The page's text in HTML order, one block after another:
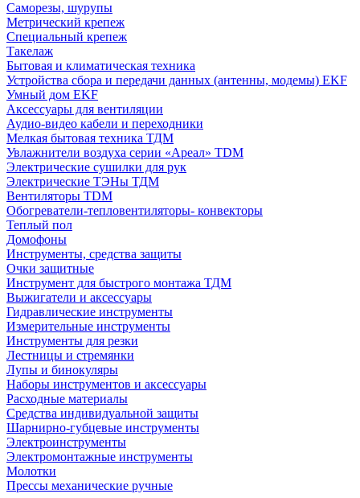
Саморезы, шурупы
Метрический крепеж
Специальный крепеж
Такелаж
Бытовая и климатическая техника
Устройства сбора и передачи данных (антенны, модемы) EKF
Умный дом EKF
Аксессуары для вентиляции
Аудио-видео кабели и переходники
Мелкая бытовая техника ТДМ
Увлажнители воздуха серии «Ареал» TDM
Электрические сушилки для рук
Электрические ТЭНы ТДМ
Вентиляторы TDM
Обогреватели-тепловентиляторы- конвекторы
Теплый пол
Домофоны
Инструменты, средства защиты
Очки защитные
Инструмент для быстрого монтажа ТДМ
Выжигатели и аксессуары
Гидравлические инструменты
Измерительные инструменты
Инструменты для резки
Лестницы и стремянки
Лупы и бинокуляры
Наборы инструментов и аксессуары
Расходные материалы
Средства индивидуальной защиты
Шарнирно-губцевые инструменты
Электроинструменты
Электромонтажные инструменты
Молотки
Прессы механические ручные